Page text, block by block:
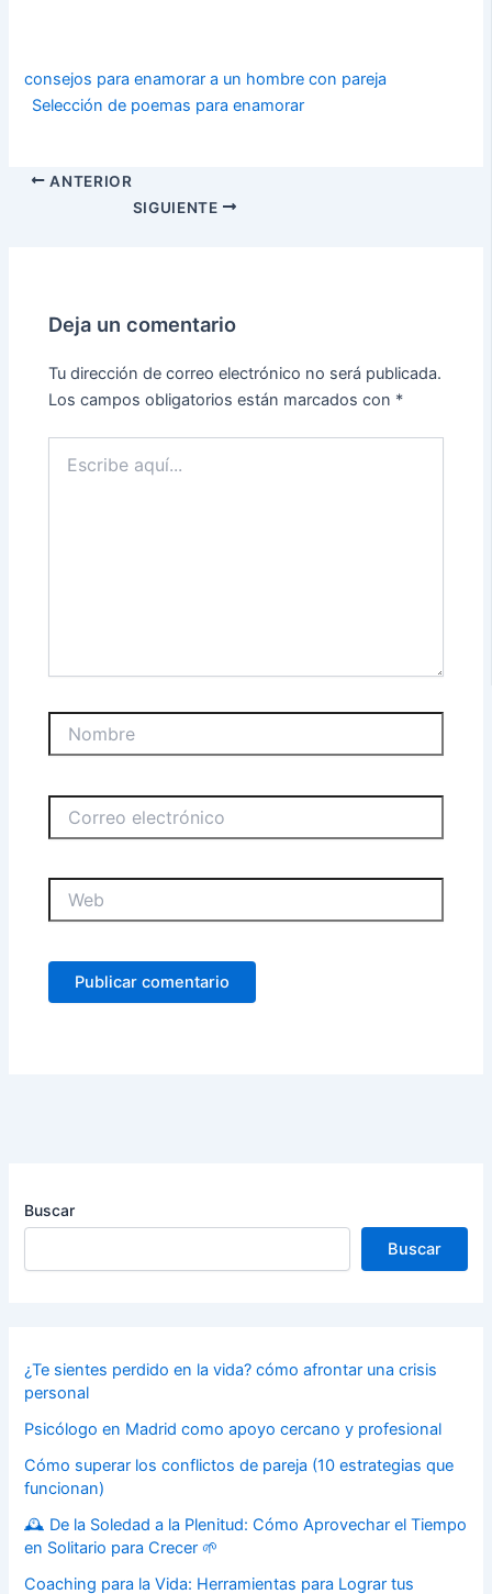
consejos para enamorar a un hombre con pareja
Selección de poemas para enamorar
ANTERIOR
SIGUIENTE
Deja un comentario
Tu dirección de correo electrónico no será publicada.
Los campos obligatorios están marcados con *
aquí...
electrónico
Buscar
Buscar
¿Te sientes perdido en la vida? cómo afrontar una crisis
personal
Psicólogo en Madrid como apoyo cercano y profesional
Cómo superar los conflictos de pareja (10 estrategias que
funcionan)
🕰️ De la Soledad a la Plenitud: Cómo Aprovechar el Tiempo
en Solitario para Crecer 🌱
Coaching para la Vida: Herramientas para Lograr tus